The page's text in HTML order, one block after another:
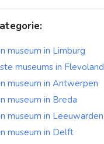
:
museum in Limburg
museums in Flevoland
museum in Antwerpen
museum in Breda
museum in Leeuwarden
museum in Delft